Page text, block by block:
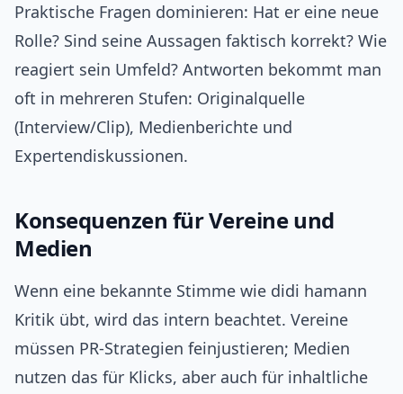
Praktische Fragen dominieren: Hat er eine neue
Rolle? Sind seine Aussagen faktisch korrekt? Wie
reagiert sein Umfeld? Antworten bekommt man
oft in mehreren Stufen: Originalquelle
(Interview/Clip), Medienberichte und
Expertendiskussionen.
Konsequenzen für Vereine und
Medien
Wenn eine bekannte Stimme wie didi hamann
Kritik übt, wird das intern beachtet. Vereine
müssen PR-Strategien feinjustieren; Medien
nutzen das für Klicks, aber auch für inhaltliche